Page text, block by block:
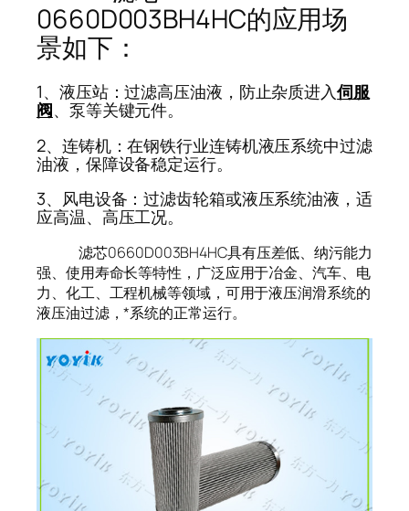
0660D003BH4HC的应用场
景如下：
1、液压站：过滤高压油液，防止杂质进入伺服
阀、泵等关键元件。
2、连铸机：在钢铁行业连铸机液压系统中过滤
油液，保障设备稳定运行。
3、风电设备：过滤齿轮箱或液压系统油液，适
应高温、高压工况。
滤芯0660D003BH4HC具有压差低、纳污能力
强、使用寿命长等特性，广泛应用于冶金、汽车、电
力、化工、工程机械等领域，可用于液压润滑系统的
液压油过滤，*系统的正常运行。